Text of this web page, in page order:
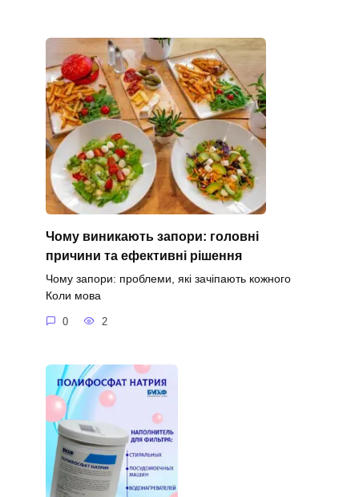
Чому виникають запори: головні
причини та ефективні рішення
Чому запори: проблеми, які зачіпають кожного
Коли мова
0 2